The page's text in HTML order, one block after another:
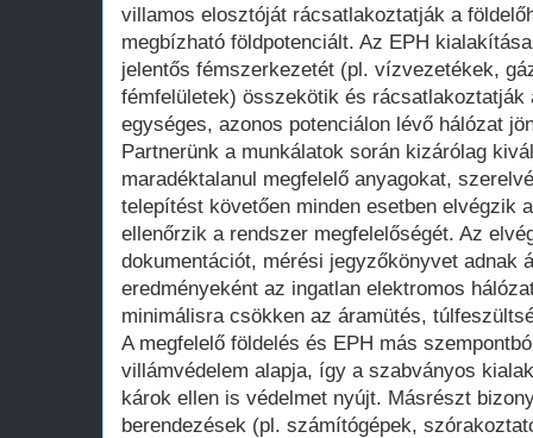
villamos elosztóját rácsatlakoztatják a
megbízható földpotenciált. Az EPH
jelentős fémszerkezetét (pl. vízvezetékek,
fémfelületek) összekötik és rácsatlakoztatják
egységes, azonos potenciálon lévő hálózat
Partnerünk a munkálatok során kizárólag
maradéktalanul megfelelő anyagokat,
telepítést követően minden esetben elvégzik
ellenőrzik a rendszer megfelelőségét. Az
dokumentációt, mérési jegyzőkönyvet adnak
eredményeként az ingatlan elektromos
minimálisra csökken az áramütés,
A megfelelő földelés és EPH más
villámvédelem alapja, így a szabványos
károk ellen is védelmet nyújt. Másrészt
berendezések (pl. számítógépek,